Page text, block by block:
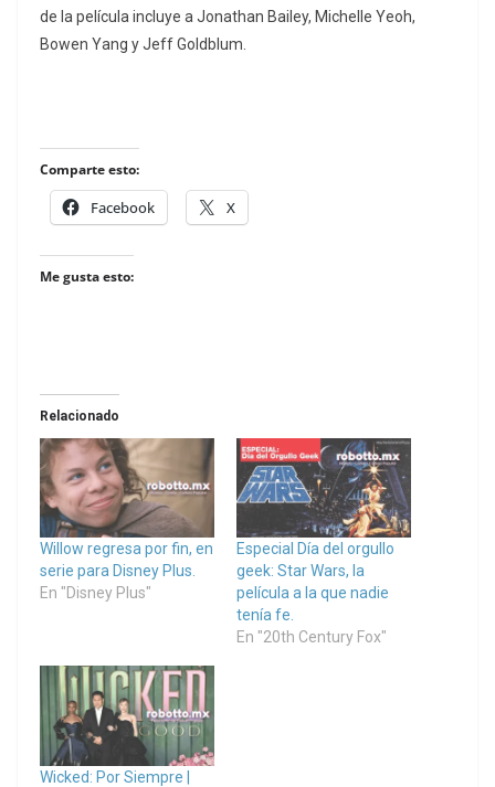
de la película incluye a Jonathan Bailey, Michelle Yeoh,
Bowen Yang y Jeff Goldblum.
Comparte esto:
Facebook X
Me gusta esto:
Relacionado
Willow regresa por fin, en
serie para Disney Plus.
En "Disney Plus"
Especial Día del orgullo
geek: Star Wars, la
película a la que nadie
tenía fe.
En "20th Century Fox"
Wicked: Por Siempre |